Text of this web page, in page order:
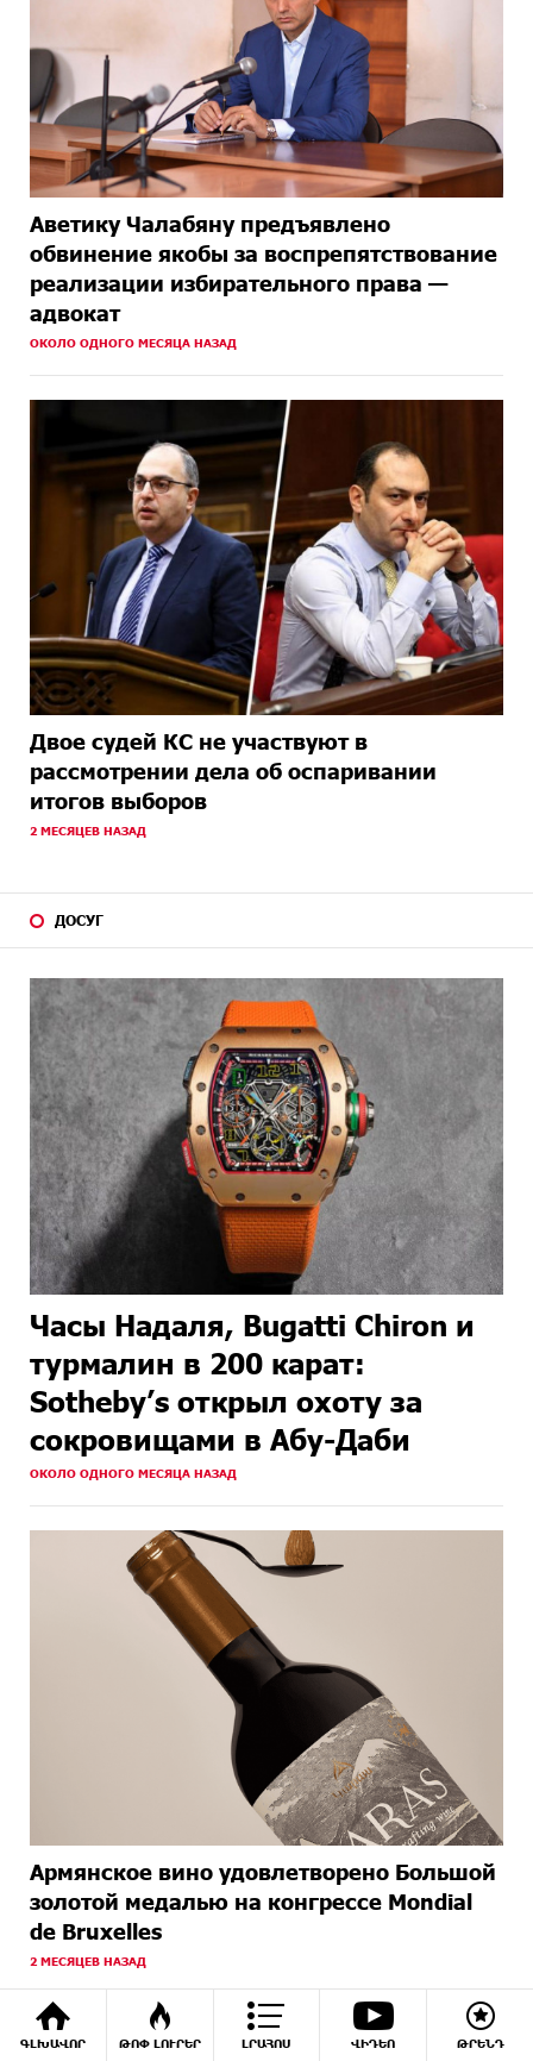
ԳԼԽԱՎՈՐ ԹՈՓ ԼՈՒՐԵՐ ԼՐԱՀՈՍ ՎԻԴԵՈ ԹՐԵՆԴ
Аветику Чалабяну предъявлено
обвинение якобы за воспрепятствование
реализации избирательного права —
адвокат
ОКОЛО ОДНОГО МЕСЯЦА НАЗАД
Двое судей КС не участвуют в
рассмотрении дела об оспаривании
итогов выборов
2 МЕСЯЦЕВ НАЗАД
ДОСУГ
Часы Надаля, Bugatti Chiron и
турмалин в 200 карат:
Sotheby’s открыл охоту за
сокровищами в Абу-Даби
ОКОЛО ОДНОГО МЕСЯЦА НАЗАД
Армянское вино удовлетворено Большой
золотой медалью на конгрессе Mondial
de Bruxelles
2 МЕСЯЦЕВ НАЗАД